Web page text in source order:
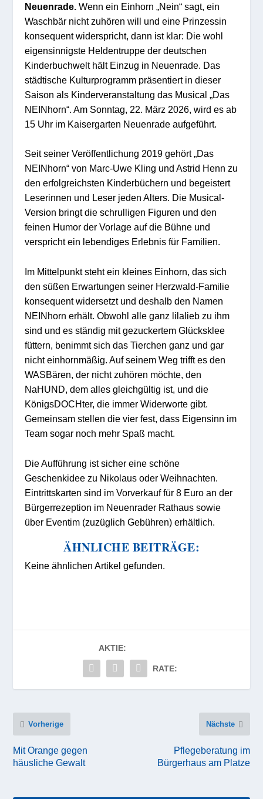
Neuenrade. Wenn ein Einhorn „Nein“ sagt, ein
Waschbär nicht zuhören will und eine Prinzessin
konsequent widerspricht, dann ist klar: Die wohl
eigensinnigste Heldentruppe der deutschen
Kinderbuchwelt hält Einzug in Neuenrade. Das
städtische Kulturprogramm präsentiert in dieser
Saison als Kinderveranstaltung das Musical „Das
NEINhorn“. Am Sonntag, 22. März 2026, wird es ab
15 Uhr im Kaisergarten Neuenrade aufgeführt.
Seit seiner Veröffentlichung 2019 gehört „Das
NEINhorn“ von Marc-Uwe Kling und Astrid Henn zu
den erfolgreichsten Kinderbüchern und begeistert
Leserinnen und Leser jeden Alters. Die Musical-
Version bringt die schrulligen Figuren und den
feinen Humor der Vorlage auf die Bühne und
verspricht ein lebendiges Erlebnis für Familien.
Im Mittelpunkt steht ein kleines Einhorn, das sich
den süßen Erwartungen seiner Herzwald-Familie
konsequent widersetzt und deshalb den Namen
NEINhorn erhält. Obwohl alle ganz lilalieb zu ihm
sind und es ständig mit gezuckertem Glücksklee
füttern, benimmt sich das Tierchen ganz und gar
nicht einhornmäßig. Auf seinem Weg trifft es den
WASBären, der nicht zuhören möchte, den
NaHUND, dem alles gleichgültig ist, und die
KönigsDOCHter, die immer Widerworte gibt.
Gemeinsam stellen die vier fest, dass Eigensinn im
Team sogar noch mehr Spaß macht.
Die Aufführung ist sicher eine schöne
Geschenkidee zu Nikolaus oder Weihnachten.
Eintrittskarten sind im Vorverkauf für 8 Euro an der
Bürgerrezeption im Neuenrader Rathaus sowie
über Eventim (zuzüglich Gebühren) erhältlich.
ÄHNLICHE BEITRÄGE:
Keine ähnlichen Artikel gefunden.
AKTIE:
RATE:
Vorherige
Mit Orange gegen
häusliche Gewalt
Nächste
Pflegeberatung im
Bürgerhaus am Platze